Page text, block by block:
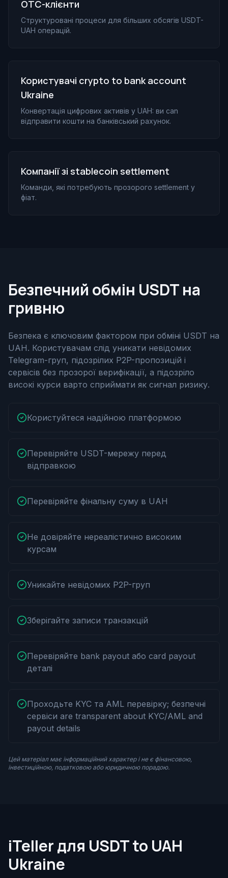
OTC-клієнти
Структуровані процеси для більших обсягів USDT-
UAH операцій.
Користувачі crypto to bank account
Ukraine
Конвертація цифрових активів у UAH: ви can
відправити кошти на банківський рахунок.
Компанії зі stablecoin settlement
Команди, які потребують прозорого settlement у
фіат.
Безпечний обмін USDT на
гривню
Безпека є ключовим фактором при обміні USDT на
UAH. Користувачам слід уникати невідомих
Telegram-груп, підозрілих P2P-пропозицій і
сервісів без прозорої верифікації, а підозріло
високі курси варто сприймати як сигнал ризику.
Користуйтеся надійною платформою
Перевіряйте USDT-мережу перед
відправкою
Перевіряйте фінальну суму в UAH
Не довіряйте нереалістично високим
курсам
Уникайте невідомих P2P-груп
Зберігайте записи транзакцій
Перевіряйте bank payout або card payout
деталі
Проходьте KYC та AML перевірку; безпечні
сервіси are transparent about KYC/AML and
payout details
Цей матеріал має інформаційний характер і не є фінансовою,
інвестиційною, податковою або юридичною порадою.
iTeller для USDT to UAH
Ukraine